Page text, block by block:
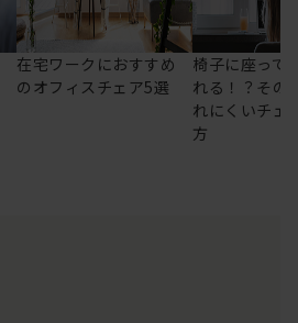
在宅ワークにおすすめ
のオフィスチェア5選
椅子に座って
れる！？その
れにくいチェ
方